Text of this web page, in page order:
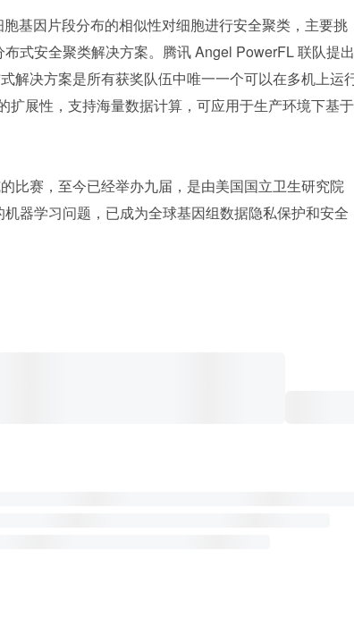
基因片段分布的相似性对细胞进行安全聚类，主要挑
式安全聚类解决方案。腾讯 Angel PowerFL 联队提出
解决方案是所有获奖队伍中唯一一个可以在多机上运
扩展性，支持海量数据计算，可应用于生产环境下基于
比赛，至今已经举办九届，是由美国国立卫生研究院
器学习问题，已成为全球基因组数据隐私保护和安全